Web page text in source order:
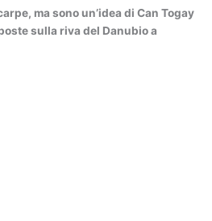
ma sono un’idea di Can Togay
sulla riva del Danubio a